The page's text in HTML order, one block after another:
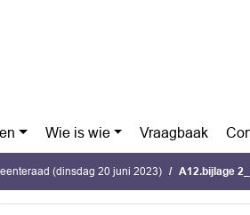
Wie is wie Vraagbaak
(dinsdag 20 juni 2023) A12.bijlage